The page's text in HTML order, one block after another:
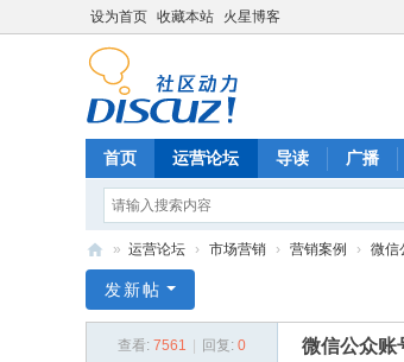
设为首页 收藏本站 火星博客
首页 运营论坛 导读 广播
商
» 运营论坛 › 市场营销 › 营销案例 › 微信
发新帖
查看: 7561 回复: 0 微信公众账